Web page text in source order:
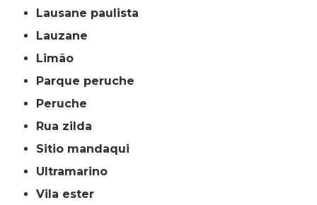
lausane paulista
lauzane
limão
parque peruche
peruche
rua zilda
sitio mandaqui
ultramarino
vila ester